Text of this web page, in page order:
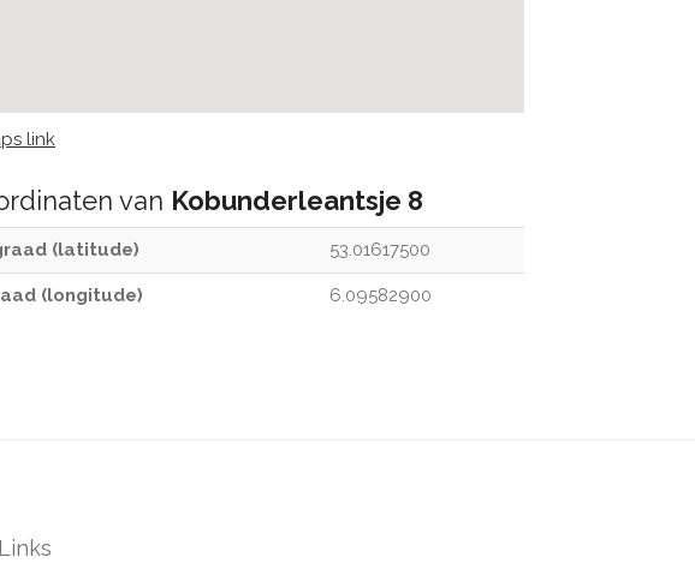
link
van Kobunderleantsje 8
(latitude) 53.01617500
(longitude) 6.09582900